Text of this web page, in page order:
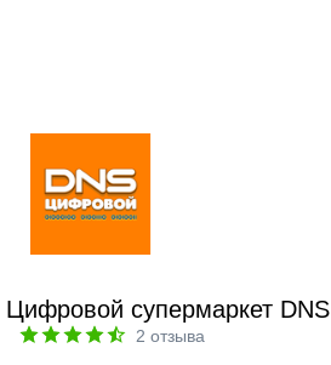
Цифровой супермаркет DNS
2 отзыва